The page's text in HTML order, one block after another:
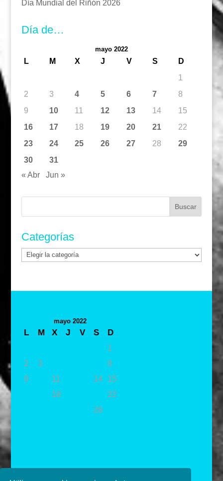
Día Mundial del Riñón 2026
Día de…
mayo 2022
L M X J V S
D
1
2
3 4 5 6 7
8
9
10 11 12 13 14
15
16
17 18 19 20 21
22
23
24 25 26 27 28
29
30
31
« Abr
Jun »
Categorías
Categorías
mayo 2022
L M X J V S
D
1
2
3
8
9
11 14
15
18
22
28